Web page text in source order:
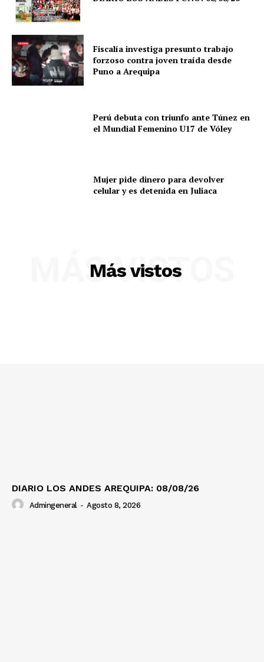
SUSCRIBETE
Fiscalía investiga presunto trabajo
forzoso contra joven traída desde
Puno a Arequipa
Perú debuta con triunfo ante Túnez en
el Mundial Femenino U17 de Vóley
Mujer pide dinero para devolver
celular y es detenida en Juliaca
Más vistos
MÁS VISTOS
DIARIO LOS ANDES AREQUIPA: 08/08/26
Admingeneral - Agosto 8, 2026